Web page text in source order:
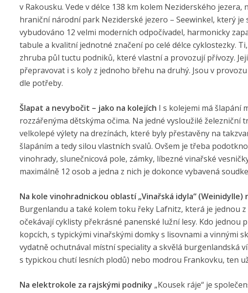
v Rakousku. Vede v délce 138 km kolem Neziderského
hraniční národní park Neziderské jezero – Seewinkel, který je
vybudováno 12 velmi moderních odpočívadel, harmonicky
tabule a kvalitní jednotné značení po celé délce cyklostezky.
zhruba půl tuctu podniků, které vlastní a provozují přívozy.
přepravovat i s koly z jednoho břehu na druhý. Jsou v
dle potřeby.
Šlapat a nevybočit – jako na kolejích I s kolejemi má šlapání
rozzářenýma dětskýma očima. Na jedné vysloužilé
velkolepé výlety na drezínách, které byly přestavěny na
šlapáním a tedy silou vlastních svalů. Ovšem je třeba
vinohrady, slunečnicová pole, zámky, líbezné vinařské
maximálně 12 osob a jedna z nich je dokonce vybavená
Na kole vinohradnickou oblastí „Vinařská idyla“
Burgenlandu a také kolem toku řeky Lafnitz, která je jednou
očekávají cyklisty překrásné panenské lužní lesy. Kdo jednou
kopcích, s typickými vinařskými domky s lisovnami a vinnými
vydatně ochutnával místní speciality a skvělá burgenlandská
s typickou chutí lesních plodů) nebo modrou Frankovku, ten
Na elektrokole za rajskými podniky „Kousek ráje“ je